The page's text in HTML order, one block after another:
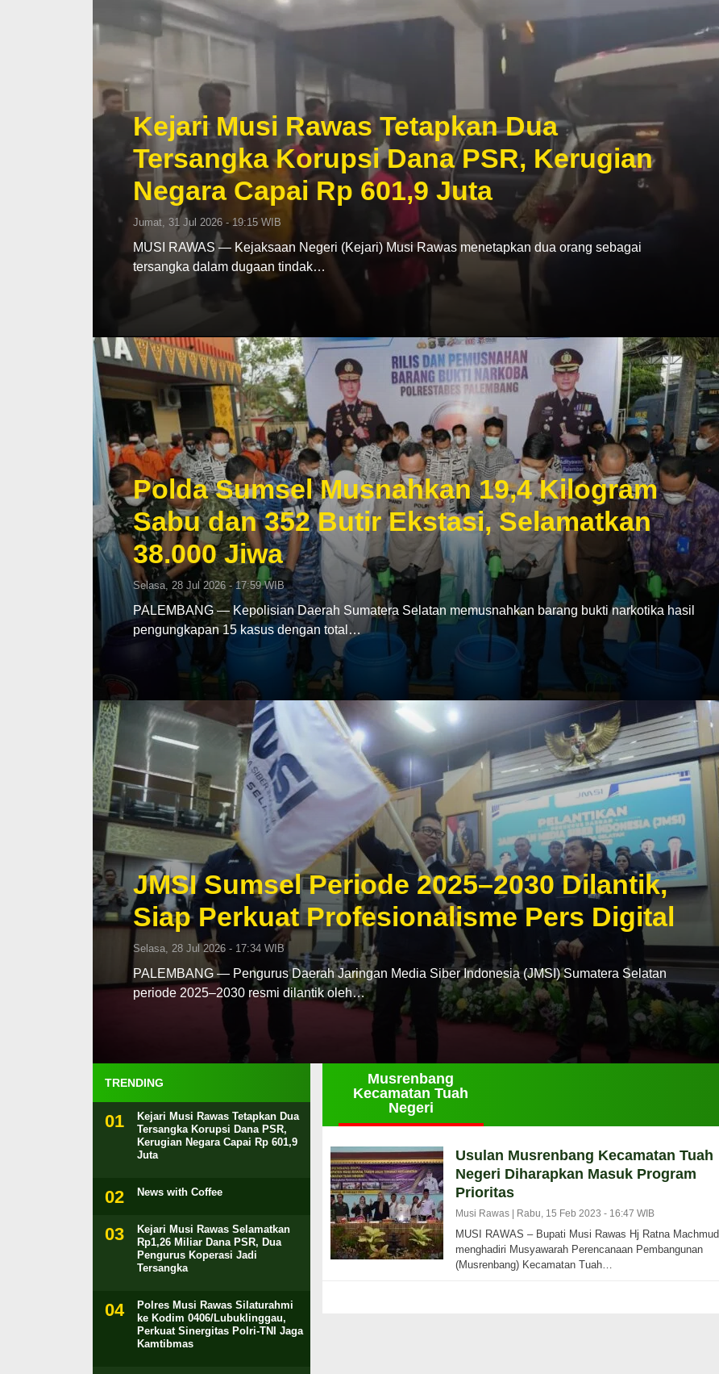
Kejari Musi Rawas Tetapkan Dua
Tersangka Korupsi Dana PSR, Kerugian
Negara Capai Rp 601,9 Juta
Jumat, 31 Jul 2026 - 19:15 WIB
MUSI RAWAS — Kejaksaan Negeri (Kejari) Musi Rawas menetapkan dua orang sebagai
tersangka dalam dugaan tindak…
Polda Sumsel Musnahkan 19,4 Kilogram
Sabu dan 352 Butir Ekstasi, Selamatkan
38.000 Jiwa
Selasa, 28 Jul 2026 - 17:59 WIB
PALEMBANG — Kepolisian Daerah Sumatera Selatan memusnahkan barang bukti narkotika hasil
pengungkapan 15 kasus dengan total…
JMSI Sumsel Periode 2025–2030 Dilantik,
Siap Perkuat Profesionalisme Pers Digital
Selasa, 28 Jul 2026 - 17:34 WIB
PALEMBANG — Pengurus Daerah Jaringan Media Siber Indonesia (JMSI) Sumatera Selatan
periode 2025–2030 resmi dilantik oleh…
TRENDING
Kejari Musi Rawas Tetapkan Dua
Tersangka Korupsi Dana PSR,
Kerugian Negara Capai Rp 601,9
Juta
News with Coffee
Kejari Musi Rawas Selamatkan
Rp1,26 Miliar Dana PSR, Dua
Pengurus Koperasi Jadi
Tersangka
Polres Musi Rawas Silaturahmi
ke Kodim 0406/Lubuklinggau,
Perkuat Sinergitas Polri-TNI Jaga
Kamtibmas
Musrenbang
Kecamatan Tuah
Negeri
Usulan Musrenbang Kecamatan Tuah
Negeri Diharapkan Masuk Program
Prioritas
Musi Rawas | Rabu, 15 Feb 2023 - 16:47 WIB
MUSI RAWAS – Bupati Musi Rawas Hj Ratna Machmud
menghadiri Musyawarah Perencanaan Pembangunan
(Musrenbang) Kecamatan Tuah…